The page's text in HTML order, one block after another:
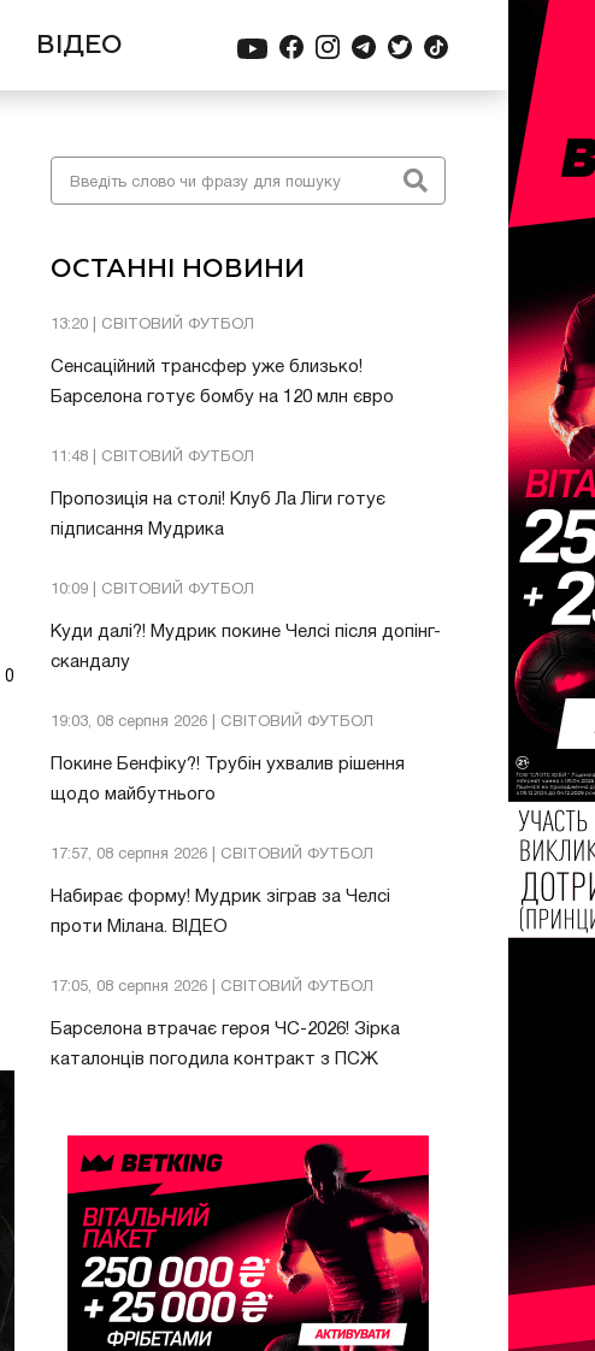
ВІДЕО
ОСТАННІ НОВИНИ
13:20 | СВІТОВИЙ ФУТБОЛ
Сенсаційний трансфер уже близько!
Барселона готує бомбу на 120 млн євро
11:48 | СВІТОВИЙ ФУТБОЛ
Пропозиція на столі! Клуб Ла Ліги готує
підписання Мудрика
10:09 | СВІТОВИЙ ФУТБОЛ
Куди далі?! Мудрик покине Челсі після допінг-
скандалу
19:03, 08 серпня 2026 | СВІТОВИЙ ФУТБОЛ
Покине Бенфіку?! Трубін ухвалив рішення
щодо майбутнього
17:57, 08 серпня 2026 | СВІТОВИЙ ФУТБОЛ
Набирає форму! Мудрик зіграв за Челсі
проти Мілана. ВІДЕО
17:05, 08 серпня 2026 | СВІТОВИЙ ФУТБОЛ
Барселона втрачає героя ЧС-2026! Зірка
каталонців погодила контракт з ПСЖ
0